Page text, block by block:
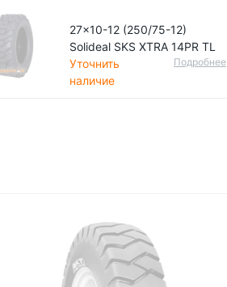
27x10-12 (250/75-12)
Solideal SKS XTRA 14PR TL
Уточнить
наличие
Подробнее